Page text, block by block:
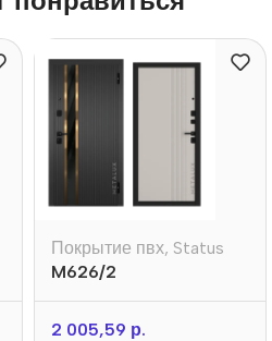
Покрытие пвх, Status
M626/2
2 005,59 р.